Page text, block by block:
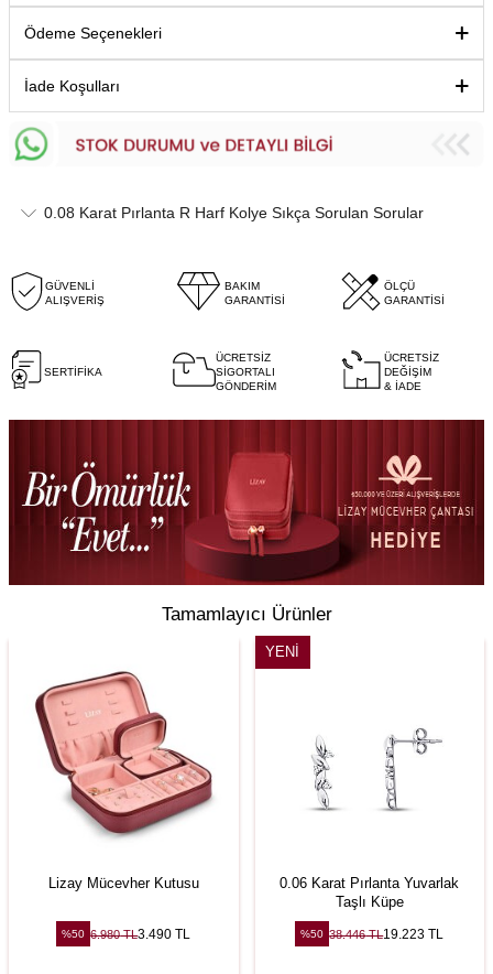
Ödeme Seçenekleri
İade Koşulları
0.08 Karat Pırlanta R Harf Kolye Sıkça Sorulan Sorular
GÜVENLİ
ALIŞVERİŞ
BAKIM
GARANTİSİ
ÖLÇÜ
GARANTİSİ
SERTİFİKA
ÜCRETSİZ
SİGORTALI
GÖNDERİM
ÜCRETSİZ
DEĞİŞİM
& İADE
Tamamlayıcı Ürünler
Lizay Mücevher Kutusu
%50 6.980TL3.490 TL
YENI
0.06 Karat Pırlanta Yuvarlak
Taşlı Küpe
%50 38.446TL19.223 TL